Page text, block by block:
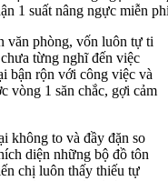
1 suất nâng ngực miễn
văn phòng, vốn luôn tự ti
từng nghĩ đến việc
bận rộn với công việc và
vòng 1 săn chắc, gợi cảm
không to và đầy đặn so
diện những bộ đồ tôn
chị luôn thấy thiếu tự